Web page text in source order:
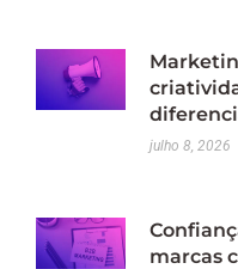
julho 8, 2026
marcas